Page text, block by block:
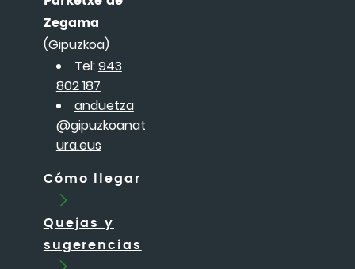
Zegama
(Gipuzkoa)
Tel:943
802 187
anduetza
@gipuzkoanat
ura.eus
Cómo llegar
Quejas y
sugerencias